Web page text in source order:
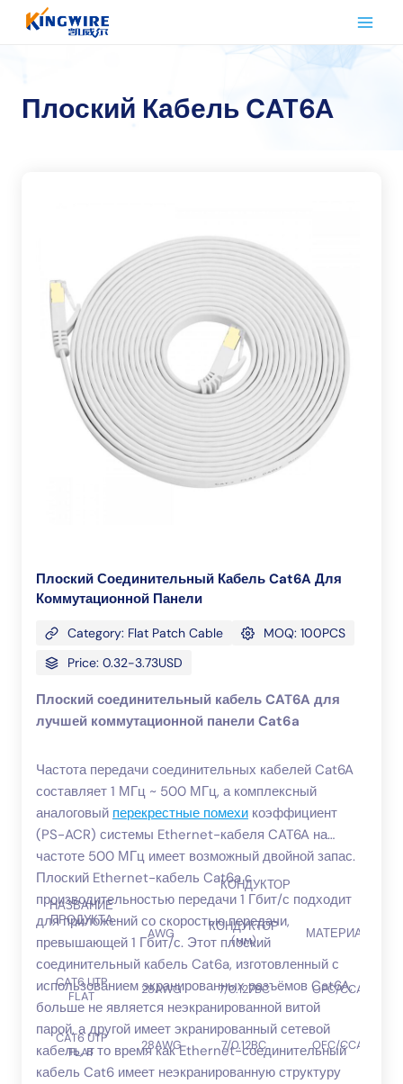
Перейти
Плоский Кабель CAT6A
Плоский Соединительный Кабель Cat6A Для
Коммутационной Панели
Category: Flat Patch Cable
MOQ: 100PCS
Price: 0.32-3.73USD
Плоский соединительный кабель CAT6A для
лучшей коммутационной панели Cat6a
Частота передачи соединительных кабелей Cat6A
составляет 1 МГц ~ 500 МГц, а комплексный
аналоговый перекрестные помехи коэффициент
(PS-ACR) системы Ethernet-кабеля CAT6A на
частоте 500 МГц имеет возможный двойной запас.
Плоский Ethernet-кабель Cat6a с
производительностью передачи 1 Гбит/с подходит
для приложений со скоростью передачи,
превышающей 1 Гбит/с. Этот плоский
соединительный кабель Cat6a, изготовленный с
использованием экранированных разъёмов Cat6A,
больше не является неэкранированной витой
парой, а другой имеет экранированный сетевой
кабель, в то время как Ethernet-соединительный
кабель Cat6 имеет неэкранированную структуру
НАЗВАНИЕ
ПРОДУКТА
КОНДУКТОР
AWG
КОНДУКТОР
(мм)
МАТЕРИАЛ
CAT6 UTP
FLAT
28AWG 7/0.127BC OFC/CCA
CAT6 UTP
FLAT
28AWG 7/0.12BC OFC/CCA